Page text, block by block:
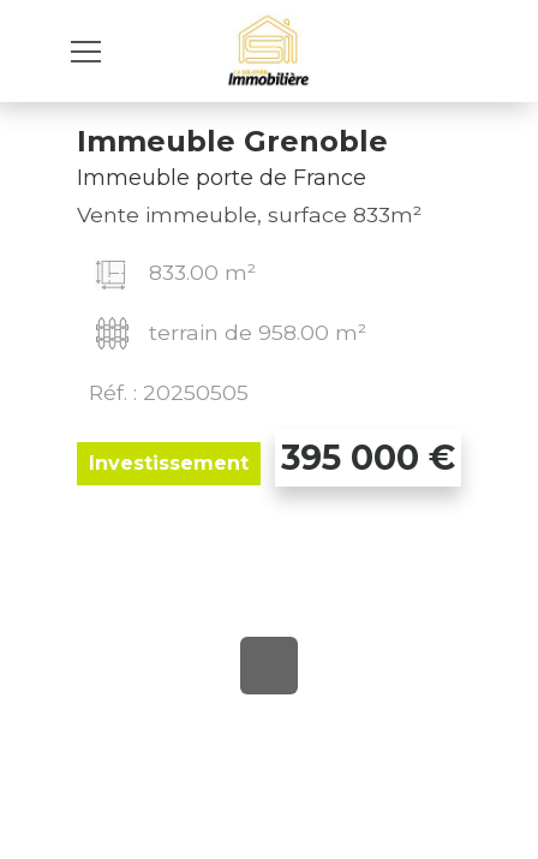
Immeuble Grenoble
Immeuble porte de France
Vente immeuble, surface 833m²
833.00 m²
terrain de 958.00 m²
Réf. : 20250505
395 000 €
Investissement